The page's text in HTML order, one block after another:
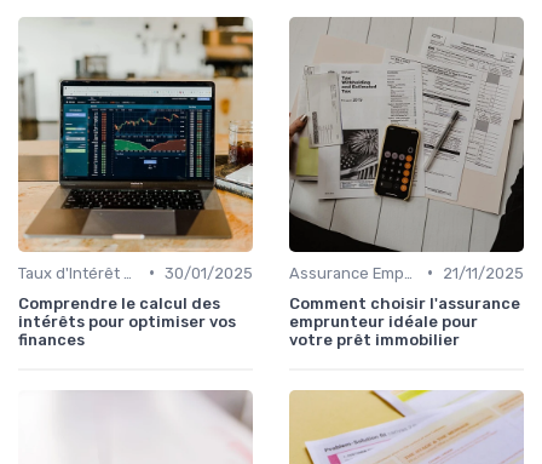
• 30/01/2025
Comprendre le calcul des
intérêts pour optimiser vos
finances
•
21/11/2025
Comment choisir l'assurance
emprunteur idéale pour
votre prêt immobilier